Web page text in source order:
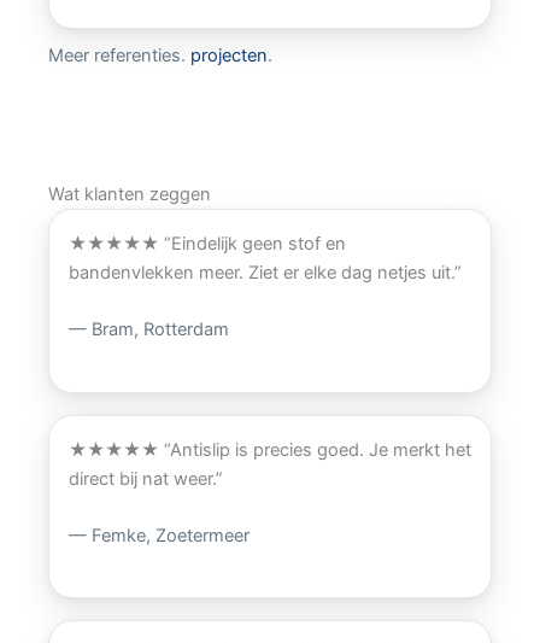
Meer referenties. projecten.
Wat klanten zeggen
★★★★★ “Eindelijk geen stof en
bandenvlekken meer. Ziet er elke dag netjes uit.”
— Bram, Rotterdam
★★★★★ “Antislip is precies goed. Je merkt het
direct bij nat weer.”
— Femke, Zoetermeer